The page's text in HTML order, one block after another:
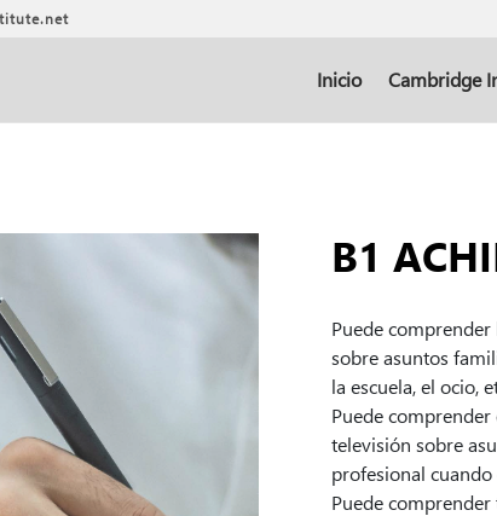
Inicio Cambridge
B1
Puede
sobre asuntos
la escuela, el ocio,
Puede
televisión sobre
profesional
Puede